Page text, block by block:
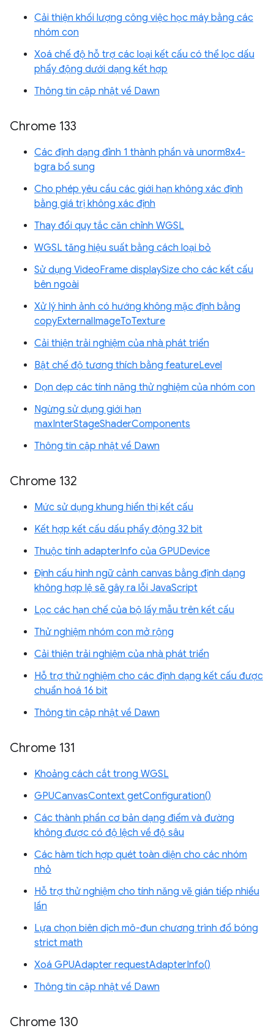
Cải thiện khối lượng công việc học máy bằng các
nhóm con
Xoá chế độ hỗ trợ các loại kết cấu có thể lọc dấu
phẩy động dưới dạng kết hợp
Thông tin cập nhật về Dawn
Chrome 133
Các định dạng đỉnh 1 thành phần và unorm8x4-
bgra bổ sung
Cho phép yêu cầu các giới hạn không xác định
bằng giá trị không xác định
Thay đổi quy tắc căn chỉnh WGSL
WGSL tăng hiệu suất bằng cách loại bỏ
Sử dụng VideoFrame displaySize cho các kết cấu
bên ngoài
Xử lý hình ảnh có hướng không mặc định bằng
copyExternalImageToTexture
Cải thiện trải nghiệm của nhà phát triển
Bật chế độ tương thích bằng featureLevel
Dọn dẹp các tính năng thử nghiệm của nhóm con
Ngừng sử dụng giới hạn
maxInterStageShaderComponents
Thông tin cập nhật về Dawn
Chrome 132
Mức sử dụng khung hiển thị kết cấu
Kết hợp kết cấu dấu phẩy động 32 bit
Thuộc tính adapterInfo của GPUDevice
Định cấu hình ngữ cảnh canvas bằng định dạng
không hợp lệ sẽ gây ra lỗi JavaScript
Lọc các hạn chế của bộ lấy mẫu trên kết cấu
Thử nghiệm nhóm con mở rộng
Cải thiện trải nghiệm của nhà phát triển
Hỗ trợ thử nghiệm cho các định dạng kết cấu được
chuẩn hoá 16 bit
Thông tin cập nhật về Dawn
Chrome 131
Khoảng cách cắt trong WGSL
GPUCanvasContext getConfiguration()
Các thành phần cơ bản dạng điểm và đường
không được có độ lệch về độ sâu
Các hàm tích hợp quét toàn diện cho các nhóm
nhỏ
Hỗ trợ thử nghiệm cho tính năng vẽ gián tiếp nhiều
lần
Lựa chọn biên dịch mô-đun chương trình đổ bóng
strict math
Xoá GPUAdapter requestAdapterInfo()
Thông tin cập nhật về Dawn
Chrome 130